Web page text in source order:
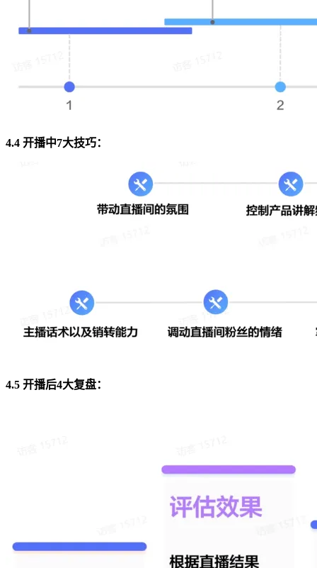
4.4 开播中7大技巧：
4.5 开播后4大复盘：